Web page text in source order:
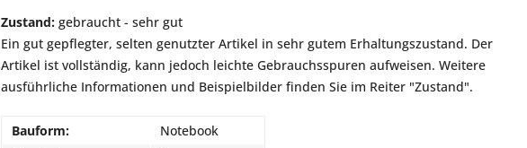
Zustand: gebraucht - sehr gut
Ein gut gepflegter, selten genutzter Artikel in sehr gutem Erhaltungszustand. Der
Artikel ist vollständig, kann jedoch leichte Gebrauchsspuren aufweisen. Weitere
ausführliche Informationen und Beispielbilder finden Sie im Reiter "Zustand".
Bauform:
Notebook